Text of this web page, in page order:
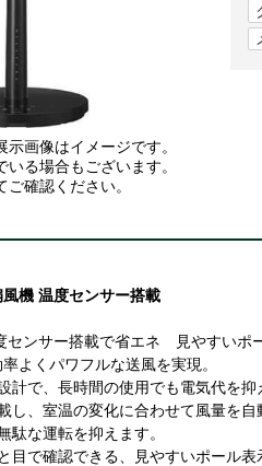
画像はイメージです。
る場合もございます。
確認ください。
機 温度センサー搭載
ンサー搭載で省エネ 見やすいポ
よくパワフルな送風を実現。
計で、長時間の使用でも電気代を抑
し、室温の変化に合わせて風量を自
駄な運転を抑えます。
目で確認できる、見やすいポール表